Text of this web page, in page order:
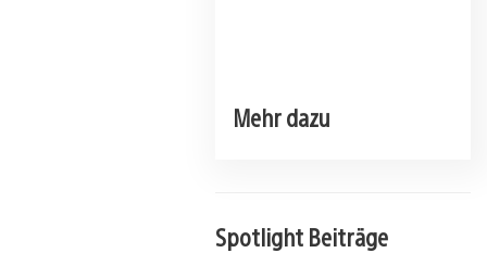
Mehr dazu
Spotlight Beiträge